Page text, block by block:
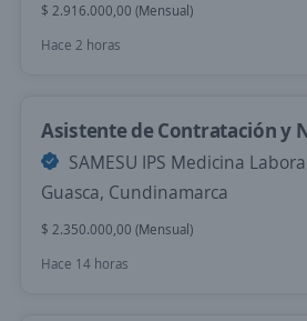
$ 2.916.000,00 (Mensual)
Hace 2 horas
Asistente de Contratación y
SAMESU IPS Medicina
Guasca, Cundinamarca
$ 2.350.000,00 (Mensual)
Hace 14 horas